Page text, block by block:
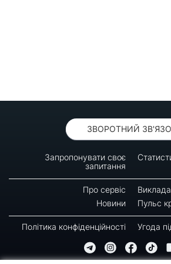
ЗВОРОТНИЙ
Запропонувати своє
запитання
Про сервіс
Новини
Пульс
Політика конфіденційності Угода